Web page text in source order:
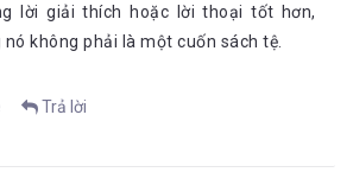
lời giải thích hoặc lời thoại tốt hơn,
không phải là một cuốn sách tệ.
Trả lời